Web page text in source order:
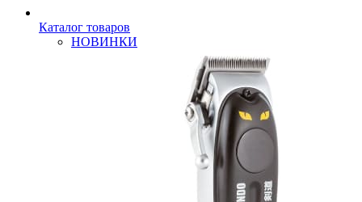
Каталог товаров
НОВИНКИ